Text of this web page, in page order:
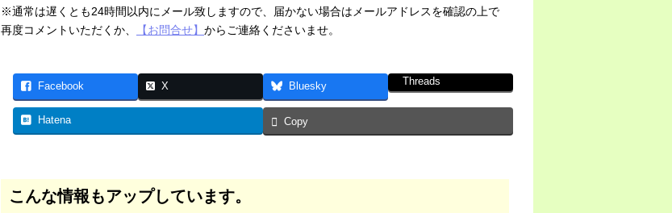
※通常は遅くとも24時間以内にメール致しますので、届かない場合はメールアドレスを確認の上で
再度コメントいただくか、
【お問合せ】 からご連絡くださいませ。
Facebook X Bluesky Threads
Hatena Copy
こんな情報もアップしています。